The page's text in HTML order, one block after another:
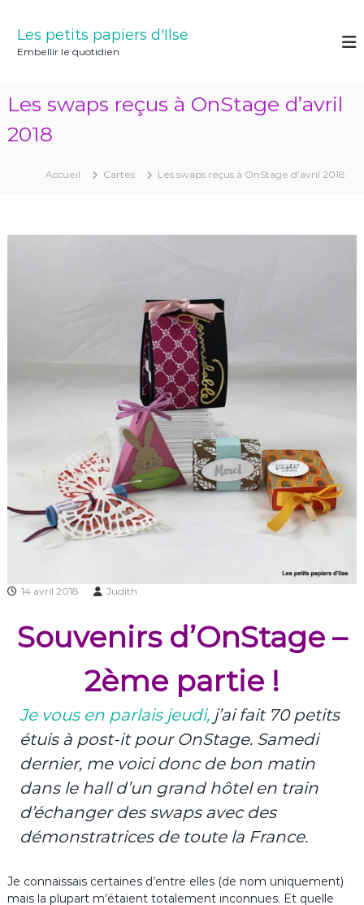
Les petits papiers d'Ilse
Embellir le quotidien
Les swaps reçus à OnStage d’avril
2018
Accueil Cartes Les swaps reçus à OnStage d’avril 2018
14 avril 2018 Judith
Souvenirs d’OnStage –
2ème partie !
Je vous en parlais jeudi,j’ai fait 70 petits
étuis à post-it pour OnStage. Samedi
dernier, me voici donc de bon matin
dans le hall d’un grand hôtel en train
d’échanger des swaps avec des
démonstratrices de toute la France.
Je connaissais certaines d’entre elles (de nom uniquement)
mais la plupart m’étaient totalement inconnues. Et quelle